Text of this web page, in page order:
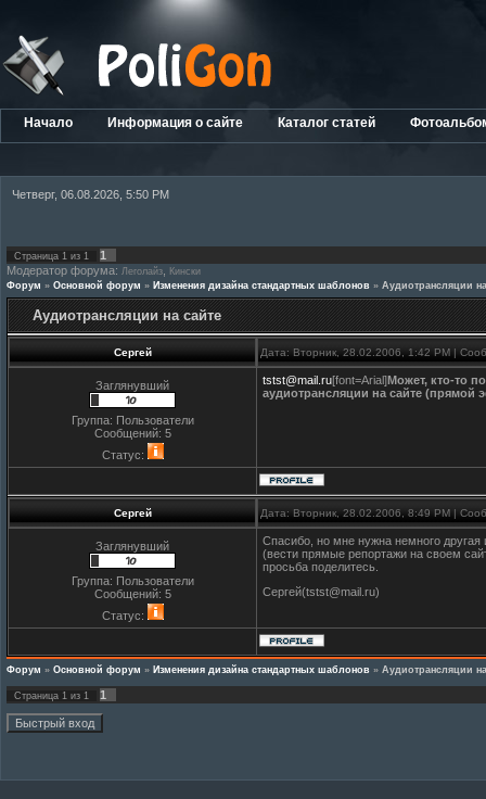
Начало Информация о сайте Каталог статей
Четверг, 06.08.2026, 5:50 PM
Страница 1 из 1
1
Модератор форума: Леголайз
Кински
Форум » Основной форум » Изменения дизайна стандартных шаблонов » Аудиотрансляции
Аудиотрансляции на сайте
Сергей Дата: Вторник, 28.02.2006, 1:42 PM |
Заглянувший
Группа: Пользователи
Сообщений: 5
Статус:
tstst@mail.ru[font=Arial]Может, кто-то
аудиотрансляции на сайте (прямой
Сергей Дата: Вторник, 28.02.2006, 8:49 PM |
Заглянувший
Группа: Пользователи
Сообщений: 5
Статус:
Спасибо, но мне нужна немного
(вести прямые репортажи на своем
просьба поделитесь.
Сергей(tstst@mail.ru)
Форум » Основной форум » Изменения дизайна стандартных шаблонов » Аудиотрансляции
Страница 1 из 1 1